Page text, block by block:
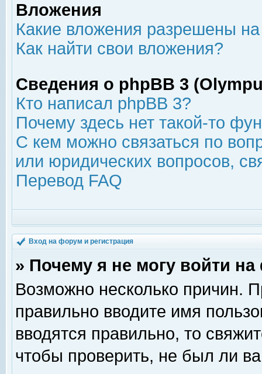
Вложения
Какие вложения разрешены
Как найти свои вложения?
Сведения о phpBB 3
Кто написал phpBB 3?
Почему здесь нет такой-то
С кем можно связаться по
или юридических вопросов,
Перевод FAQ
Вход на форум и регистрация
» Почему я не могу войти
Возможно несколько причин.
правильно вводите имя
вводятся правильно, то
чтобы проверить, не был ли